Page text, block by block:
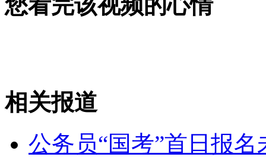
相关报道
公务员“国考”首日报名